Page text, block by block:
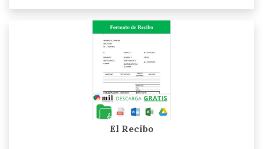
El Recibo